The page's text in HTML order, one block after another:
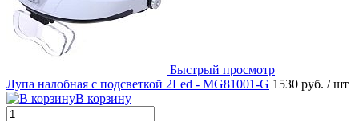
Быстрый просмотр
Лупа налобная с подсветкой 2Led - MG81001-G 1530 руб. / шт
В корзину